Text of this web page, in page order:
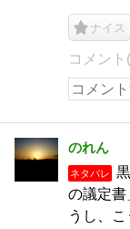
ナイス
コメント
のれん
ネタバレ
の議定書
うし、